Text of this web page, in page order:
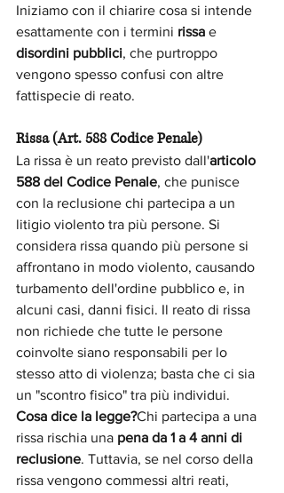
Iniziamo con il chiarire cosa si intende
esattamente con i termini rissa e
disordini pubblici, che purtroppo
vengono spesso confusi con altre
fattispecie di reato.
Rissa (Art. 588 Codice Penale)
La rissa è un reato previsto dall'articolo
588 del Codice Penale, che punisce
con la reclusione chi partecipa a un
litigio violento tra più persone. Si
considera rissa quando più persone si
affrontano in modo violento, causando
turbamento dell'ordine pubblico e, in
alcuni casi, danni fisici. Il reato di rissa
non richiede che tutte le persone
coinvolte siano responsabili per lo
stesso atto di violenza; basta che ci sia
un "scontro fisico" tra più individui.
Cosa dice la legge?Chi partecipa a una
rissa rischia una pena da 1 a 4 anni di
reclusione. Tuttavia, se nel corso della
rissa vengono commessi altri reati,